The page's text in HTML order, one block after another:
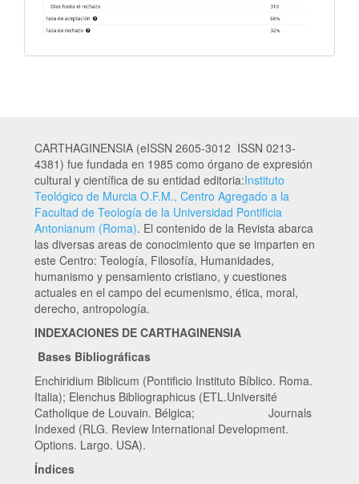
CARTHAGINENSIA (eISSN 2605-3012 ISSN 0213-
4381) fue fundada en 1985 como órgano de expresión
cultural y científica de su entidad editoria:Instituto
Teológico de Murcia O.F.M., Centro Agregado a la
Facultad de Teología de la Universidad Pontificia
Antonianum (Roma). El contenido de la Revista abarca
las diversas areas de conocimiento que se imparten en
este Centro: Teología, Filosofía, Humanidades,
humanismo y pensamiento cristiano, y cuestiones
actuales en el campo del ecumenismo, ética, moral,
derecho, antropología.
INDEXACIONES DE CARTHAGINENSIA
Bases Bibliográficas
Enchiridium Biblicum (Pontificio Instituto Bíblico. Roma.
Italia); Elenchus Bibliographicus (ETL.Université
Catholique de Louvain. Bélgica; Journals
Indexed (RLG. Review International Development.
Options. Largo. USA).
Índices